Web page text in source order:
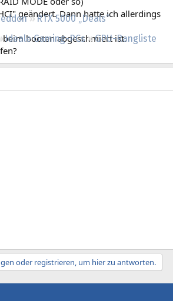
RTX 5000 „Deals“
Ideale Gaming-PCs
GPU-Rangliste
geändert. Dann hatte ich allerdings
beim booten abgeschmiert ist.
oder registrieren, um hier zu antworten.